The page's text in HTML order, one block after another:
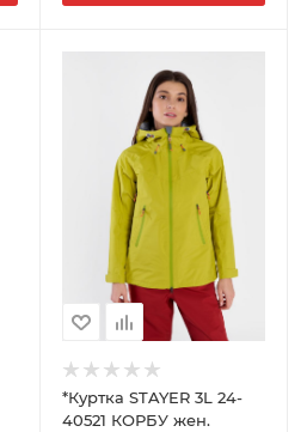
*Куртка STAYER 3L 24-
40521 КОРБУ жен.